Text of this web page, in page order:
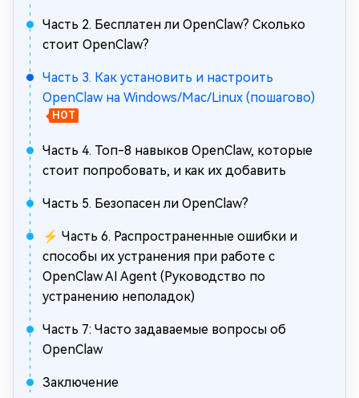
Часть 2. Бесплатен ли OpenClaw? Сколько
стоит OpenClaw?
Часть 3. Как установить и настроить
OpenClaw на Windows/Mac/Linux (пошагово)
HOT
Часть 4. Топ-8 навыков OpenClaw, которые
стоит попробовать, и как их добавить
Часть 5. Безопасен ли OpenClaw?
⚡ Часть 6. Распространенные ошибки и
способы их устранения при работе с
OpenClaw AI Agent (Руководство по
устранению неполадок)
Часть 7: Часто задаваемые вопросы об
OpenClaw
Заключение